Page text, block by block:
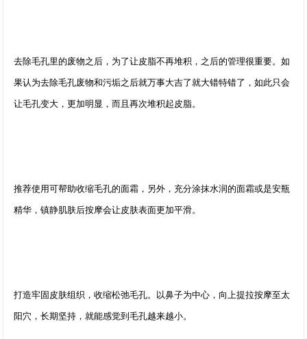
去除毛孔里的废物之后，为了让皮脂不再堆积，之后的管理很重要。如
果认为去除毛孔废物和污垢之后就万事大吉了就大错特错了，如此只会
让毛孔变大，更加明显，而且再次堆积起皮脂。
推荐使用可帮助收缩毛孔的面霜，另外，充分涂抹水润的面霜或是安瓶
精华，镇静肌肤后按摩会让皮肤表面更加平滑。
打造牢固皮肤组织，收缩松弛毛孔。以鼻子为中心，向上提拉按摩至太
阳穴，长期坚持，就能感觉到毛孔越来越小。